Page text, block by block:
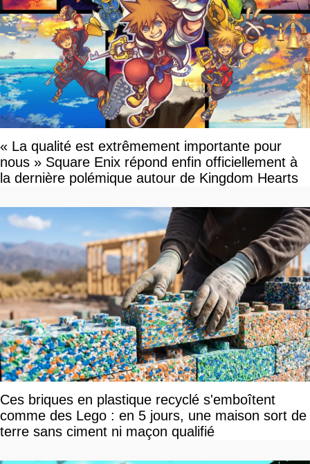
« La qualité est extrêmement importante pour
nous » Square Enix répond enfin officiellement à
la dernière polémique autour de Kingdom Hearts
Ces briques en plastique recyclé s'emboîtent
comme des Lego : en 5 jours, une maison sort de
terre sans ciment ni maçon qualifié